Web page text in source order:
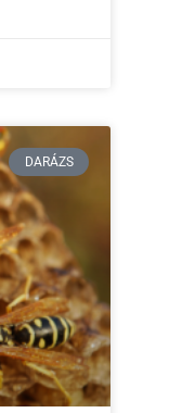
DARÁZS